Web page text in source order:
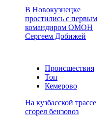
В Новокузнецке
простились с первым
командиром ОМОН
Сергеем Добижей
Происшествия
Топ
Кемерово
На кузбасской трассе
сгорел бензовоз